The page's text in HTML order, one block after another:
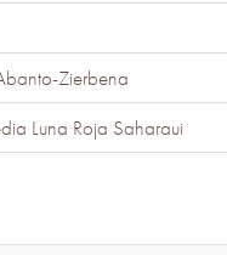
Zierbena
Luna Roja Saharaui